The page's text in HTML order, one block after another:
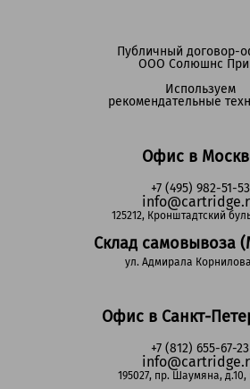
Офис в
+7 (495) 982-51-53
125212, Кронштадтский
Склад самовывоза
ул. Адмирала
Офис в Санкт-
+7 (812) 655-67-23
195027, пр. Шаумяна, д.10,
Публичный договор-
ООО Солюшнс
Используем
рекомендательные